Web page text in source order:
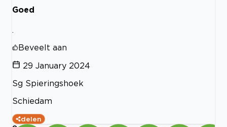
Goed
.
Beveelt aan
29 January 2024
Sg Spieringshoek
Schiedam
delen